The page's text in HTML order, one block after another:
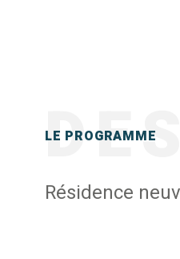
LE PROGRAMME
Résidence